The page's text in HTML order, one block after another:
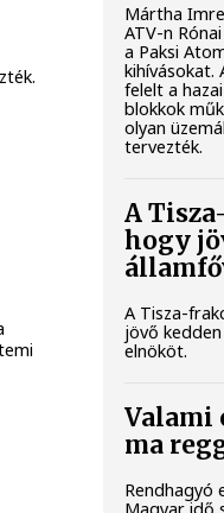
Mártha
ATV-n
a Paksi
kihívásokat.
felelt a
blokkok
olyan
tervezték.
A
hogy
A Tisza-
jövő
elnököt.
Valami
ma
Rendhagyó